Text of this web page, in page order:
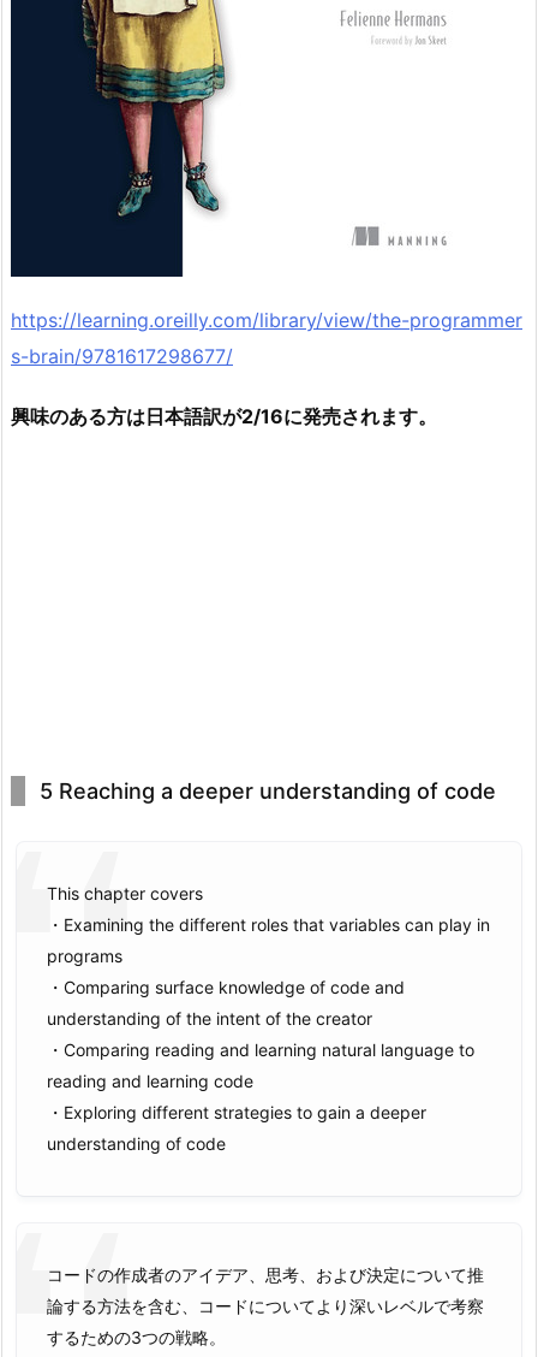
https://learning.oreilly.com/library/view/the-programmer
s-brain/9781617298677/
興味のある方は日本語訳が2/16に発売されます。
5 Reaching a deeper understanding of code
This chapter covers
・Examining the different roles that variables can play in
programs
・Comparing surface knowledge of code and
understanding of the intent of the creator
・Comparing reading and learning natural language to
reading and learning code
・Exploring different strategies to gain a deeper
understanding of code
コードの作成者のアイデア、思考、および決定について推
論する方法を含む、コードについてより深いレベルで考察
するための3つの戦略。